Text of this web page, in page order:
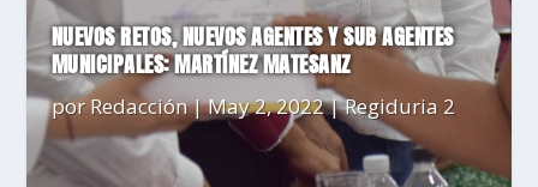
NUEVOS RETOS, NUEVOS AGENTES Y SUB AGENTES
MUNICIPALES: MARTÍNEZ MATESANZ
porRedacción|May 2, 2022|Regiduria 2